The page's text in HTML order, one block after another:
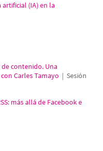
artificial (IA) en la
contenido. Una
Carles Tamayo | Sesión
más allá de Facebook e